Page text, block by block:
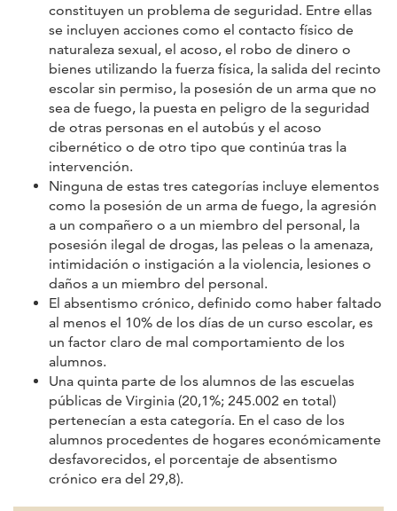
constituyen un problema de seguridad. Entre ellas
se incluyen acciones como el contacto físico de
naturaleza sexual, el acoso, el robo de dinero o
bienes utilizando la fuerza física, la salida del recinto
escolar sin permiso, la posesión de un arma que no
sea de fuego, la puesta en peligro de la seguridad
de otras personas en el autobús y el acoso
cibernético o de otro tipo que continúa tras la
intervención.
Ninguna de estas tres categorías incluye elementos
como la posesión de un arma de fuego, la agresión
a un compañero o a un miembro del personal, la
posesión ilegal de drogas, las peleas o la amenaza,
intimidación o instigación a la violencia, lesiones o
daños a un miembro del personal.
El absentismo crónico, definido como haber faltado
al menos el 10% de los días de un curso escolar, es
un factor claro de mal comportamiento de los
alumnos.
Una quinta parte de los alumnos de las escuelas
públicas de Virginia (20,1%; 245.002 en total)
pertenecían a esta categoría. En el caso de los
alumnos procedentes de hogares económicamente
desfavorecidos, el porcentaje de absentismo
crónico era del 29,8).